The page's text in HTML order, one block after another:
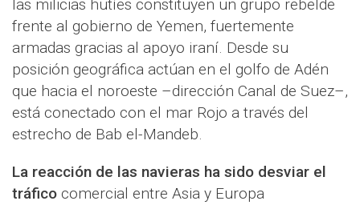
las milicias hutíes constituyen un grupo rebelde
frente al gobierno de Yemen, fuertemente
armadas gracias al apoyo iraní. Desde su
posición geográfica actúan en el golfo de Adén
que hacia el noroeste –dirección Canal de Suez–,
está conectado con el mar Rojo a través del
estrecho de Bab el-Mandeb.
La reacción de las navieras ha sido desviar el
tráfico comercial entre Asia y Europa